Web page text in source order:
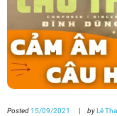
Posted 15/09/2021 byLê